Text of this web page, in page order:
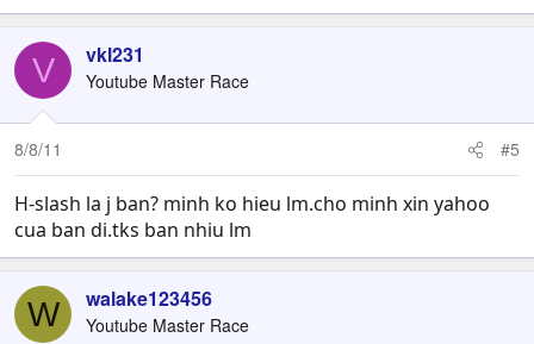
V vkl231
Youtube Master Race
8/8/11 #5
H-slash la j ban? minh ko hieu lm.cho minh xin yahoo
cua ban di.tks ban nhiu lm
W walake123456
Youtube Master Race